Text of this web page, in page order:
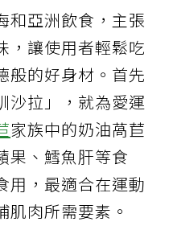
和亞洲飲食，主張
，讓使用者輕鬆吃
的好身材。首先
沙拉」，就為愛運
家族中的奶油萵苣
果、鱈魚肝等食
用，最適合在運動
肌肉所需要素。